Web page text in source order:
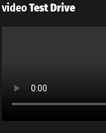
videoTest Drive